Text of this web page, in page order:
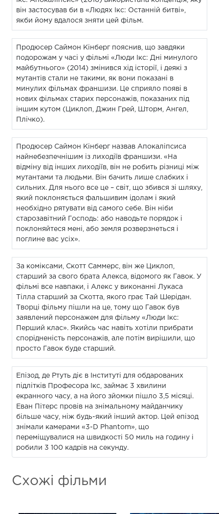
він застосував би в «Людях Ікс: Останній битві»,
якби йому вдалося зняти цей фільм.
Продюсер Саймон Кінберг пояснив, що завдяки
подорожам у часі у фільмі «Люди Ікс: Дні минулого
майбутнього» (2014) змінився хід історії, і деякі з
мутантів стали не такими, як вони показані в
минулих фільмах франшизи. Це сприяло появі в
нових фільмах старих персонажів, показаних під
іншим кутом (Циклоп, Джин Грей, Шторм, Ангел,
Плічко).
Продюсер Саймон Кінберг назвав Апокаліпсиса
найнебезпечнішим із лиходіїв франшизи. «На
відміну від інших лиходіїв, він не робить різниці між
мутантами та людьми. Він бачить лише слабких і
сильних. Для нього все це – світ, що збився зі шляху,
який поклоняється фальшивим ідолам і який
необхідно рятувати від самого себе. Він ніби
старозавітний Господь: або наводьте порядок і
поклоняйтеся мені, або земля розверзнеться і
поглине вас усіх».
За коміксами, Скотт Саммерс, він же Циклоп,
старший за свого брата Алекса, відомого як Гавок. У
фільмі все навпаки, і Алекс у виконанні Лукаса
Тілла старший за Скотта, якого грає Тай Шерідан.
Творці фільму пішли на це, тому що Гавок був
заявлений персонажем для фільму «Люди Ікс:
Перший клас». Якийсь час навіть хотіли прибрати
спорідненість персонажів, але потім вирішили, що
просто Гавок буде старший.
Епізод, де Ртуть діє в Інституті для обдарованих
підлітків Професора Ікс, займає 3 хвилини
екранного часу, а на його зйомки пішло 3,5 місяці.
Еван Пітерс провів на знімальному майданчику
більше часу, ніж будь-який інший актор. Цей епізод
знімали камерами «3-D Phantom», що
переміщувалися на швидкості 50 миль на годину і
робили 3 100 кадрів на секунду.
Схожі фільми